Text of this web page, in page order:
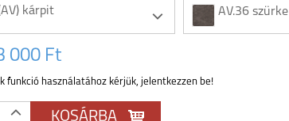
kárpit AV.36 szürke
000 Ft
funkció használatához kérjük, jelentkezzen be!